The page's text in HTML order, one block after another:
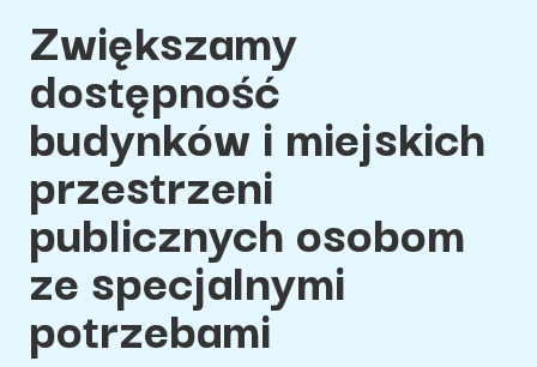
Zwiększamy
dostępność
budynków i miejskich
przestrzeni
publicznych osobom
ze specjalnymi
potrzebami